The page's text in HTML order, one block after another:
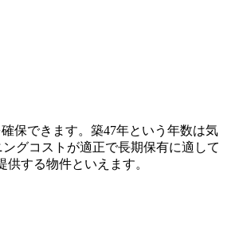
保できます。築47年という年数は気
グコストが適正で長期保有に適して
する物件といえます。